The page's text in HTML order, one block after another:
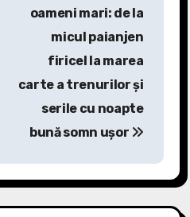
oameni mari: de la
micul paianjen
firicel la marea
carte a trenurilor și
serile cu noapte
bună somn ușor